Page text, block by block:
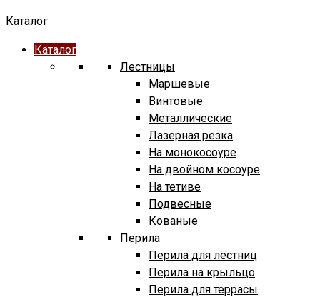
Каталог
Каталог
Лестницы
Маршевые
Винтовые
Металлические
Лазерная резка
На монокосоуре
На двойном косоуре
На тетиве
Подвесные
Кованые
Перила
Перила для лестниц
Перила на крыльцо
Перила для террасы